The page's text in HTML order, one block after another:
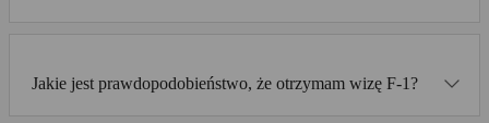
Jakie jest prawdopodobieństwo, że otrzymam wizę F-1?